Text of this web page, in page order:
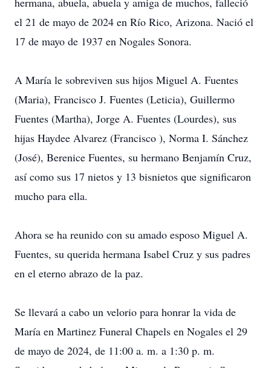
el 21 de mayo de 2024 en Río Rico, Arizona. Nació el
17 de mayo de 1937 en Nogales Sonora.
A María le sobreviven sus hijos Miguel A. Fuentes
(Maria), Francisco J. Fuentes (Leticia), Guillermo
Fuentes (Martha), Jorge A. Fuentes (Lourdes), sus
hijas Haydee Alvarez (Francisco ), Norma I. Sánchez
(José), Berenice Fuentes, su hermano Benjamín Cruz,
así como sus 17 nietos y 13 bisnietos que significaron
mucho para ella.
Ahora se ha reunido con su amado esposo Miguel A.
Fuentes, su querida hermana Isabel Cruz y sus padres
en el eterno abrazo de la paz.
Se llevará a cabo un velorio para honrar la vida de
María en Martinez Funeral Chapels en Nogales el 29
de mayo de 2024, de 11:00 a. m. a 1:30 p. m.